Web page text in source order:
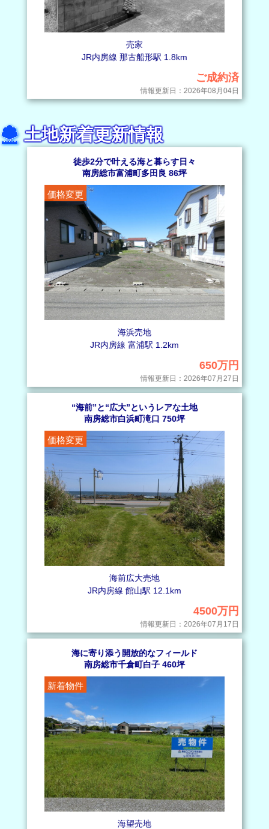
売家
JR内房線 那古船形駅 1.8km
ご成約済
情報更新日：2026年08月04日
土地新着更新情報
徒歩2分で叶える海と暮らす日々
南房総市富浦町多田良 86坪
価格変更
海浜売地
JR内房線 富浦駅 1.2km
650万円
情報更新日：2026年07月27日
“海前”と“広大”というレアな土地
南房総市白浜町滝口 750坪
価格変更
海前広大売地
JR内房線 館山駅 12.1km
4500万円
情報更新日：2026年07月17日
海に寄り添う開放的なフィールド
南房総市千倉町白子 460坪
新着物件
海望売地